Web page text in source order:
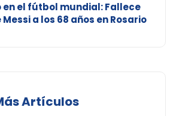
en el fútbol mundial: Fallece
a los 68 años en Rosario
Artículos